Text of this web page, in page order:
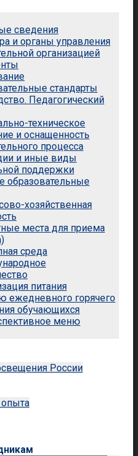
сведения
и органы управления
организацией
стандарты
Педагогический
техническое
и оснащенность
процесса
и иные виды
поддержки
образовательные
хозяйственная
места для приема
среда
питания
ежедневного горячего
обучающихся
меню
России